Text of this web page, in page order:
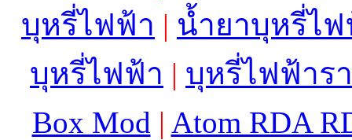
บุหรี่ไฟฟ้า | น้ำยาบุหรี่ไ
บุหรี่ไฟฟ้า | บุหรี่ไฟฟ้าร
Box Mod | Atom RDA